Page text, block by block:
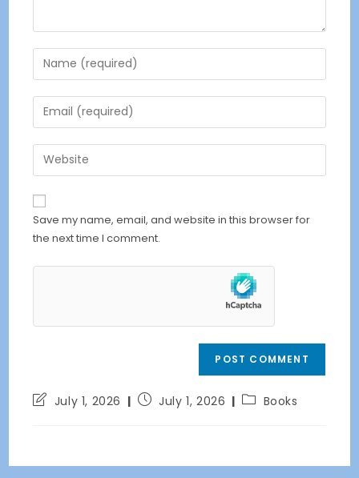
Enter
your
name
or
to
comment
Enter
your
email
address
comment
Enter
your
website
URL
(optional)
Save my name, email, and website in this browser for
the next time I comment.
PostJuly 1, 2026
Post
published:
July 1, 2026
PostBooks